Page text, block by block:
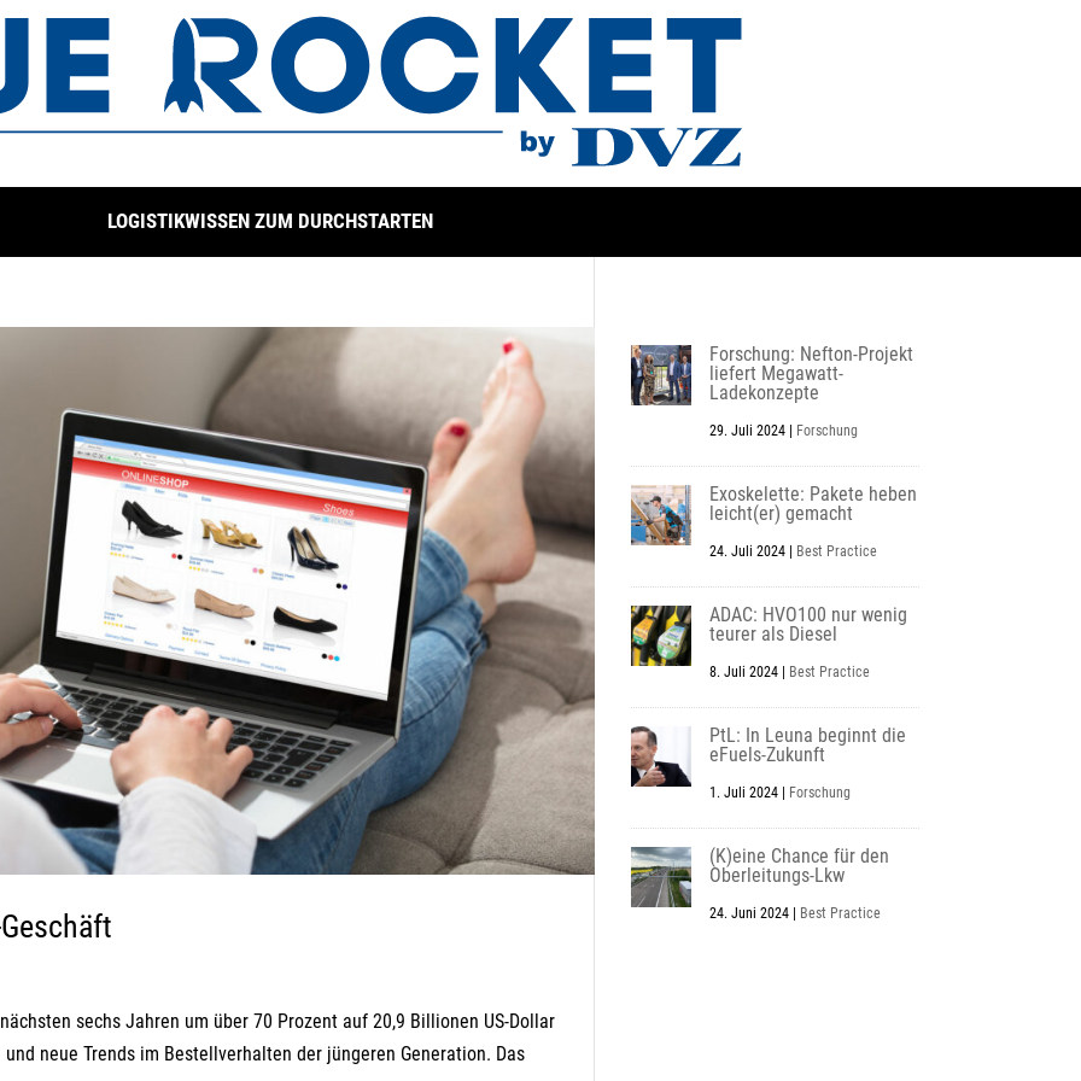
LOGISTIKWISSEN ZUM DURCHSTARTEN
sechs Jahren um über 70 Prozent auf 20,9 Billionen US-Dollar
neue Trends im Bestellverhalten der jüngeren Generation. Das
Forschung: Nefton-Projekt
liefert Megawatt-
Ladekonzepte
29. Juli 2024| Forschung
Exoskelette: Pakete heben
leicht(er) gemacht
24. Juli 2024| Best Practice
ADAC: HVO100 nur wenig
teurer als Diesel
8. Juli 2024| Best Practice
PtL: In Leuna beginnt die
eFuels-Zukunft
1. Juli 2024| Forschung
(K)eine Chance für den
Oberleitungs-Lkw
24. Juni 2024| Best Practice